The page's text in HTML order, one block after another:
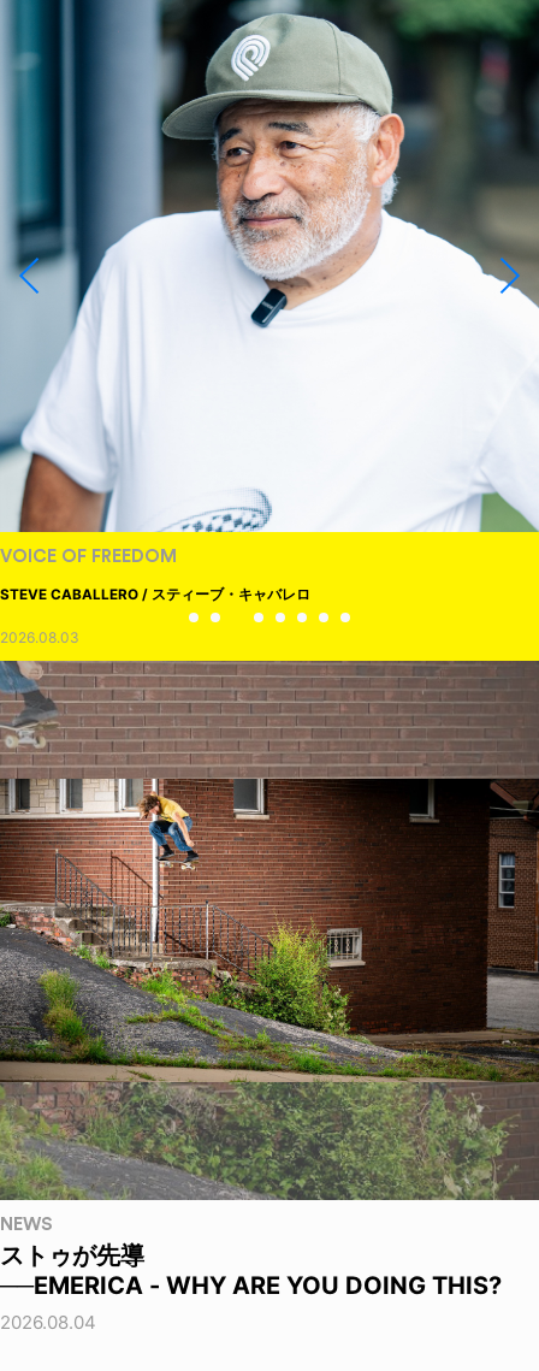
VOICE OF FREEDOM
STEVE CABALLERO / スティーブ・キャバレロ
2026.08.03
NEWS
ストゥが先導
──EMERICA - WHY ARE YOU DOING THIS?
2026.08.04